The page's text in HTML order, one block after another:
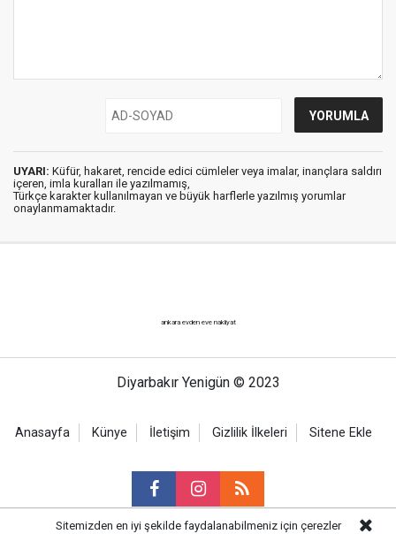
UYARI: Küfür, hakaret, rencide edici cümleler veya imalar, inançlara saldırı
içeren, imla kuralları ile yazılmamış,
Türkçe karakter kullanılmayan ve büyük harflerle yazılmış yorumlar
onaylanmamaktadır.
ankara evden eve nakliyat
Diyarbakır Yenigün © 2023
Anasayfa Künye İletişim Gizlilik İlkeleri Sitene Ekle
Sitemizden en iyi şekilde faydalanabilmeniz için çerezler